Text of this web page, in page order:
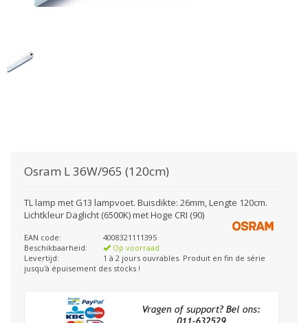
Osram L 36W/965 (120cm)
TL lamp met G13 lampvoet. Buisdikte: 26mm, Lengte 120cm.
Lichtkleur Daglicht (6500K) met Hoge CRI (90)
EAN code:
4008321111395
Beschikbaarheid:
Op voorraad
Levertijd:
1 à 2 jours ouvrables. Produit en fin de série
jusqu'à épuisement des stocks !